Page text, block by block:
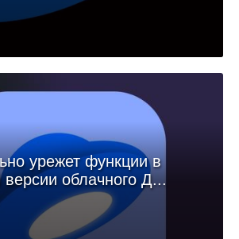
урежет функции в
версии облачного Д...